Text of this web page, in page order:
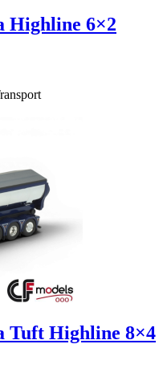
Highline 6×2
Tuft Highline 8×4